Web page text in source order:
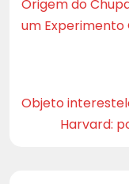
Origem do
um Experimento
Objeto
Harvard: